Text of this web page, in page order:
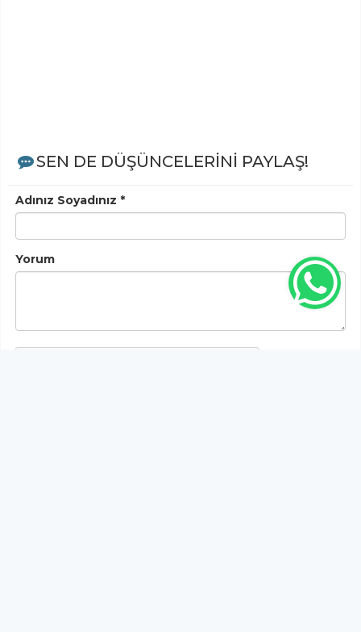
SEN DE DÜŞÜNCELERİNİ PAYLAŞ!
Adınız Soyadınız *
Yorum